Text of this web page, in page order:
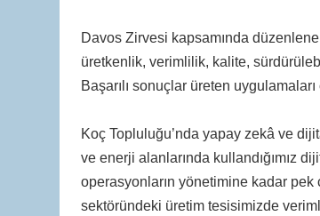
Davos Zirvesi kapsamında
üretkenlik, verimlilik, kalite,
Başarılı sonuçlar üreten
Koç Topluluğu’nda yapay zekâ ve
ve enerji alanlarında kullandığımız
operasyonların yönetimine kadar
sektöründeki üretim tesisimizde